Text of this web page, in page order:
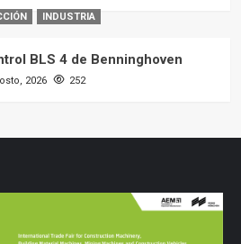
INDUSTRIA
BLS 4 de Benninghoven
2026 252